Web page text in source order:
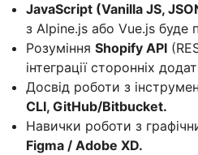
JavaScript (Vanilla JS,
з Alpine.js або Vue.js буде
Розуміння Shopify API
інтеграції сторонніх
Досвід роботи з
CLI, GitHub/Bitbucket.
Навички роботи з
Figma / Adobe XD.